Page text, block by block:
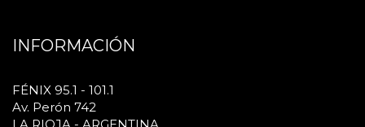
INFORMACIÓN
FÉNIX 95.1 - 101.1
Av. Perón 742